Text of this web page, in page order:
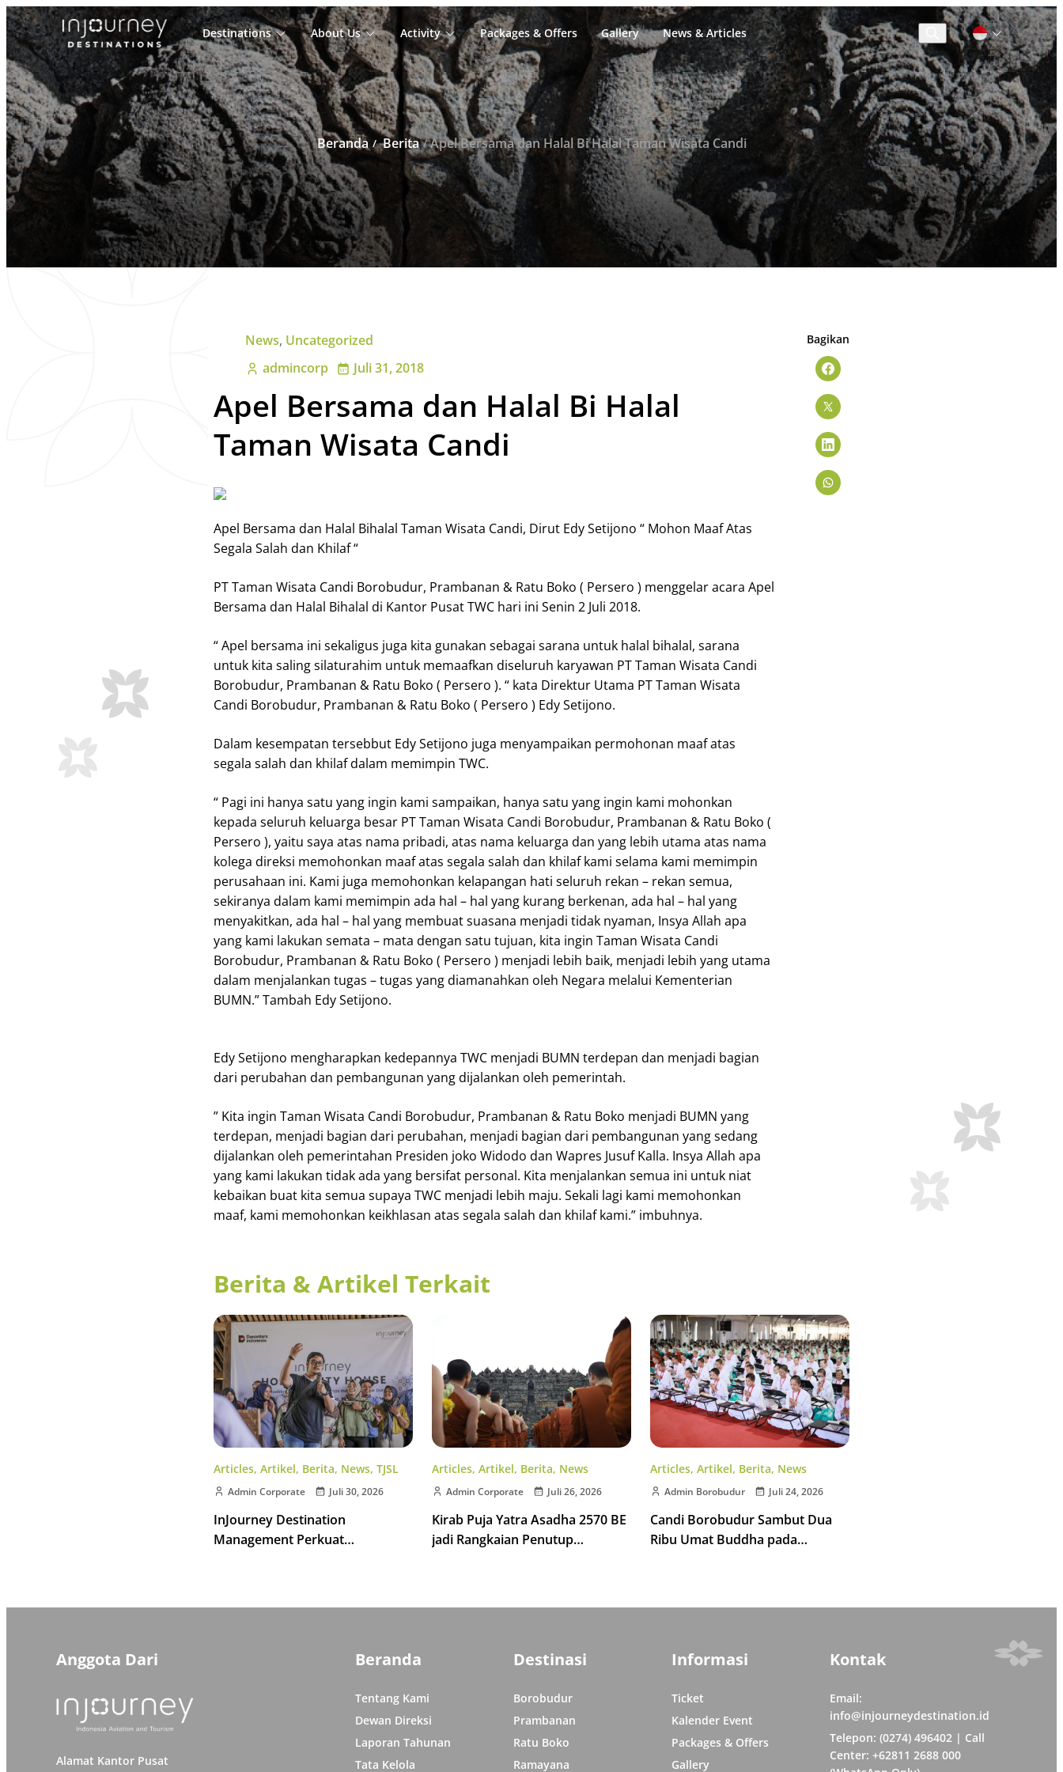
Destinations About Us Activity Packages & Offers Gallery News & Articles
Cari
untuk:
Cari
Beranda Berita Apel Bersama dan Halal Bi Halal Taman Wisata Candi
News, Uncategorized
admincorp
Juli 31, 2018
Apel Bersama dan Halal Bi Halal
Taman Wisata Candi
Apel Bersama dan Halal Bihalal Taman Wisata Candi, Dirut Edy Setijono “ Mohon Maaf Atas
Segala Salah dan Khilaf “
PT Taman Wisata Candi Borobudur, Prambanan & Ratu Boko ( Persero ) menggelar acara Apel
Bersama dan Halal Bihalal di Kantor Pusat TWC hari ini Senin 2 Juli 2018.
“ Apel bersama ini sekaligus juga kita gunakan sebagai sarana untuk halal bihalal, sarana
untuk kita saling silaturahim untuk memaafkan diseluruh karyawan PT Taman Wisata Candi
Borobudur, Prambanan & Ratu Boko ( Persero ). “ kata Direktur Utama PT Taman Wisata
Candi Borobudur, Prambanan & Ratu Boko ( Persero ) Edy Setijono.
Dalam kesempatan tersebbut Edy Setijono juga menyampaikan permohonan maaf atas
segala salah dan khilaf dalam memimpin TWC.
“ Pagi ini hanya satu yang ingin kami sampaikan, hanya satu yang ingin kami mohonkan
kepada seluruh keluarga besar PT Taman Wisata Candi Borobudur, Prambanan & Ratu Boko (
Persero ), yaitu saya atas nama pribadi, atas nama keluarga dan yang lebih utama atas nama
kolega direksi memohonkan maaf atas segala salah dan khilaf kami selama kami memimpin
perusahaan ini. Kami juga memohonkan kelapangan hati seluruh rekan – rekan semua,
sekiranya dalam kami memimpin ada hal – hal yang kurang berkenan, ada hal – hal yang
menyakitkan, ada hal – hal yang membuat suasana menjadi tidak nyaman, Insya Allah apa
yang kami lakukan semata – mata dengan satu tujuan, kita ingin Taman Wisata Candi
Borobudur, Prambanan & Ratu Boko ( Persero ) menjadi lebih baik, menjadi lebih yang utama
dalam menjalankan tugas – tugas yang diamanahkan oleh Negara melalui Kementerian
BUMN.” Tambah Edy Setijono.
Edy Setijono mengharapkan kedepannya TWC menjadi BUMN terdepan dan menjadi bagian
dari perubahan dan pembangunan yang dijalankan oleh pemerintah.
” Kita ingin Taman Wisata Candi Borobudur, Prambanan & Ratu Boko menjadi BUMN yang
terdepan, menjadi bagian dari perubahan, menjadi bagian dari pembangunan yang sedang
dijalankan oleh pemerintahan Presiden joko Widodo dan Wapres Jusuf Kalla. Insya Allah apa
yang kami lakukan tidak ada yang bersifat personal. Kita menjalankan semua ini untuk niat
kebaikan buat kita semua supaya TWC menjadi lebih maju. Sekali lagi kami memohonkan
maaf, kami memohonkan keikhlasan atas segala salah dan khilaf kami.” imbuhnya.
Bagikan
Berita & Artikel Terkait
Articles, Artikel, Berita, News, TJSL
Admin Corporate Juli 30, 2026
InJourney Destination
Management Perkuat
Articles, Artikel, Berita, News
Admin Corporate Juli 26, 2026
Kirab Puja Yatra Asadha 2570 BE
jadi Rangkaian Penutup
Articles, Artikel, Berita, News
Admin Borobudur Juli 24, 2026
Candi Borobudur Sambut Dua
Ribu Umat Buddha pada
Anggota Dari
Alamat Kantor Pusat
Beranda
Tentang Kami
Dewan Direksi
Laporan Tahunan
Tata Kelola
Destinasi
Borobudur
Prambanan
Ratu Boko
Ramayana
Informasi
Ticket
Kalender Event
Packages & Offers
Gallery
Kontak
Email:
info@injourneydestination.id
Telepon: (0274) 496402 | Call
Center: +62811 2688 000